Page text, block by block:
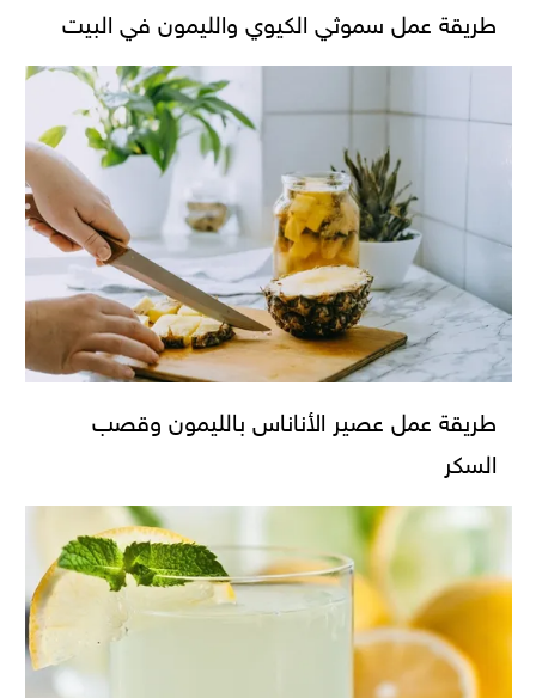
طريقة عمل سموثي الكيوي والليمون في البيت
طريقة عمل عصير الأناناس بالليمون وقصب
السكر